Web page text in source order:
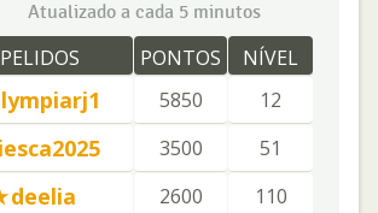
Atualizado a cada 5 minutos
PONTOS
NÍVEL
5850
12
3500
51
deelia 2600
110